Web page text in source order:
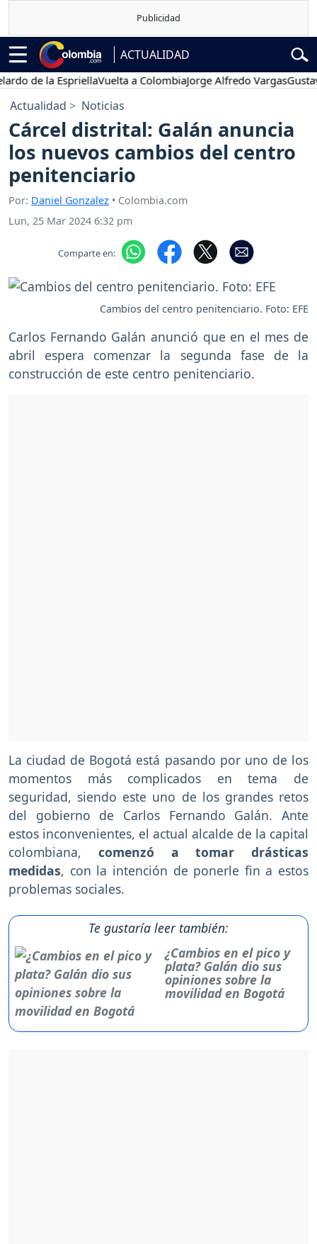
ACTUALIDAD
de la EspriellaVuelta a ColombiaJorge Alfredo VargasGustavo
Actualidad Noticias
Cárcel distrital: Galán anuncia
los nuevos cambios del centro
penitenciario
Por: Daniel Gonzalez • Colombia.com
Lun, 25 Mar 2024 6:32 pm
Comparte en:
Cambios del centro penitenciario. Foto: EFE
Carlos Fernando Galán anunció que en el mes de
abril espera comenzar la segunda fase de la
construcción de este centro penitenciario.
La ciudad de Bogotá está pasando por uno de los
momentos más complicados en tema de
seguridad, siendo este uno de los grandes retos
del gobierno de Carlos Fernando Galán. Ante
estos inconvenientes, el actual alcalde de la capital
colombiana, comenzó a tomar drásticas
medidas, con la intención de ponerle fin a estos
problemas sociales.
Te gustaría leer también:
¿Cambios en el pico y
plata? Galán dio sus
opiniones sobre la
movilidad en Bogotá